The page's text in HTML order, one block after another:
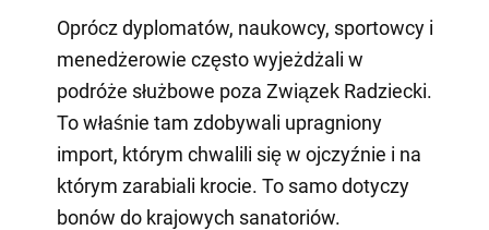
Oprócz dyplomatów, naukowcy, sportowcy i
menedżerowie często wyjeżdżali w
podróże służbowe poza Związek Radziecki.
To właśnie tam zdobywali upragniony
import, którym chwalili się w ojczyźnie i na
którym zarabiali krocie. To samo dotyczy
bonów do krajowych sanatoriów.